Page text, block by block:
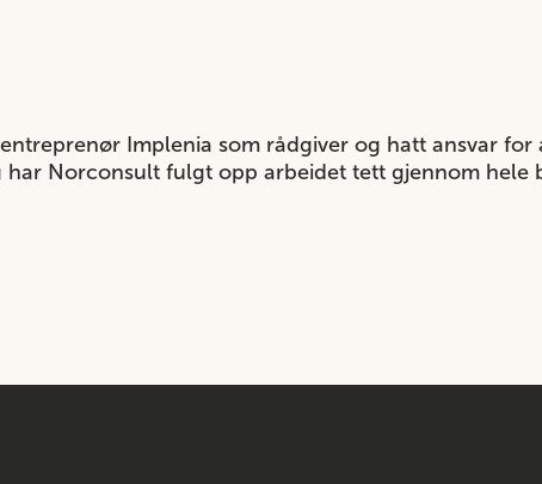
Implenia som rådgiver og hatt ansvar for
Norconsult fulgt opp arbeidet tett gjennom hele